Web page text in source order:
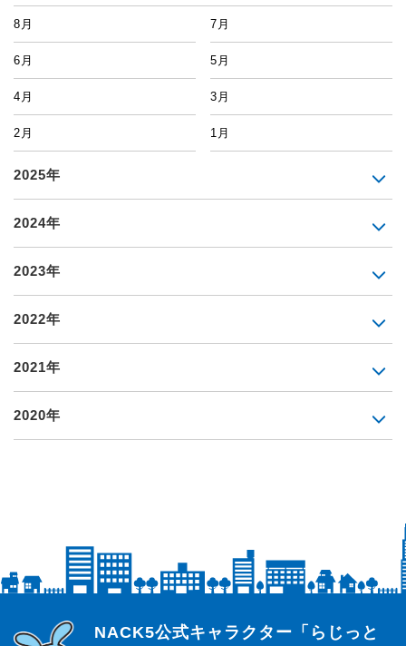
8月 7月
6月 5月
4月 3月
2月 1月
2025年
2024年
2023年
2022年
2021年
2020年
らじっと君
NACK5公式キャラクター「らじっと